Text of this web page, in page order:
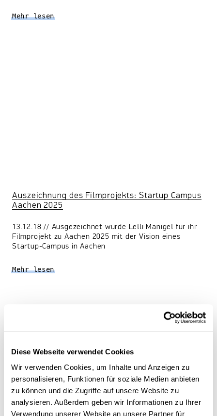
Diese Webseite verwendet Cookies
Wir verwenden Cookies, um Inhalte und Anzeigen zu
personalisieren, Funktionen für soziale Medien anbieten
zu können und die Zugriffe auf unsere Website zu
analysieren. Außerdem geben wir Informationen zu Ihrer
Verwendung unserer Website an unsere Partner für
Mehr lesen
Auszeichnung des Filmprojekts: Startup Campus
Aachen 2025
13.12.18 // Ausgezeichnet wurde Lelli Manigel für ihr
Filmprojekt zu Aachen 2025 mit der Vision eines
Startup-Campus in Aachen
Mehr lesen